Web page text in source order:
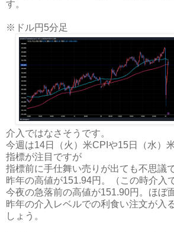
す。
※ドル円5分足
介入ではなさそうです。
今週は14日（火）米CPIや15日（水）
指標が注目ですが
指標前に手仕舞い売りが出ても不思議
昨年の高値が151.94円。（この時介入
今夜の急落前の高値が151.90円。ほぼ
昨年の介入レベルでの利食い注文が入
しょう。